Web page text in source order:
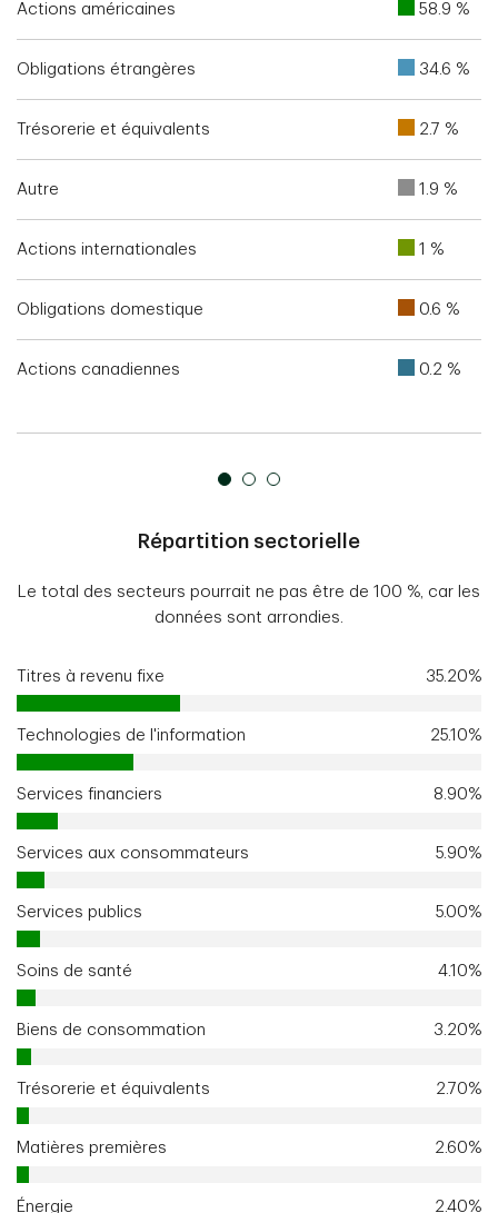
Actions américaines 58.9 %
Obligations étrangères 34.6 %
Trésorerie et équivalents 2.7 %
Autre 1.9 %
Actions internationales 1 %
Obligations domestique 0.6 %
Actions canadiennes 0.2 %
Répartition sectorielle
Le total des secteurs pourrait ne pas être de 100 %, car les
données sont arrondies.
Titres à revenu fixe 35.20%
Technologies de l'information 25.10%
Services financiers 8.90%
Services aux consommateurs 5.90%
Services publics 5.00%
Soins de santé 4.10%
Biens de consommation 3.20%
Trésorerie et équivalents 2.70%
Matières premières 2.60%
Énergie 2.40%